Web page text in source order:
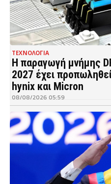
ΤΕΧΝΟΛΟΓΙΑ
Η παραγωγή μνήμης
2027 έχει
hynix και Micron
08/08/2026 05:59